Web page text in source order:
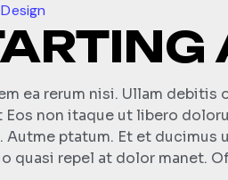
Design
ea rerum nisi. Ullam
Eos non itaque ut libero
Autme ptatum. Et et ducimus
quasi repel at dolor manet.